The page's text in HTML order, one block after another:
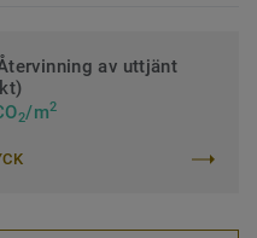
av uttjänt
2/m2